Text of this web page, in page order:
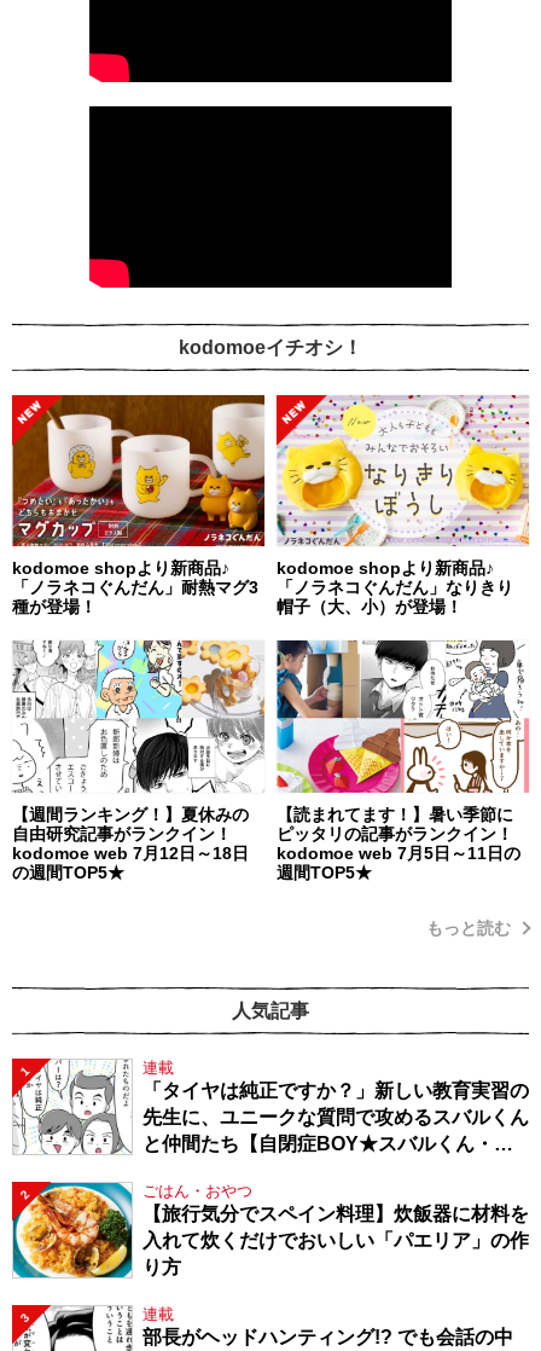
kodomoeイチオシ！
kodomoe shopより新商品♪
「ノラネコぐんだん」耐熱マグ3
種が登場！
kodomoe shopより新商品♪
「ノラネコぐんだん」なりきり
帽子（大、小）が登場！
【週間ランキング！】夏休みの
自由研究記事がランクイン！
kodomoe web 7月12日～18日
の週間TOP5★
【読まれてます！】暑い季節に
ピッタリの記事がランクイン！
kodomoe web 7月5日～11日の
週間TOP5★
もっと読む
人気記事
1 連載
「タイヤは純正ですか？」新しい教育実習の
先生に、ユニークな質問で攻めるスバルくん
と仲間たち【自閉症BOY★スバルくん・
2 ごはん・おやつ
【旅行気分でスペイン料理】炊飯器に材料を
入れて炊くだけでおいしい「パエリア」の作
り方
3 連載
部長がヘッドハンティング!? でも会話の中